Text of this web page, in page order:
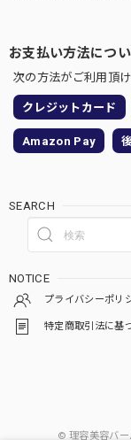
お支払い方法につ
次の方法がご利用頂け
クレジットカード
Amazon Pay
SEARCH
NOTICE
プライバシーポリ
特定商取引法に基
© 理容美容バー